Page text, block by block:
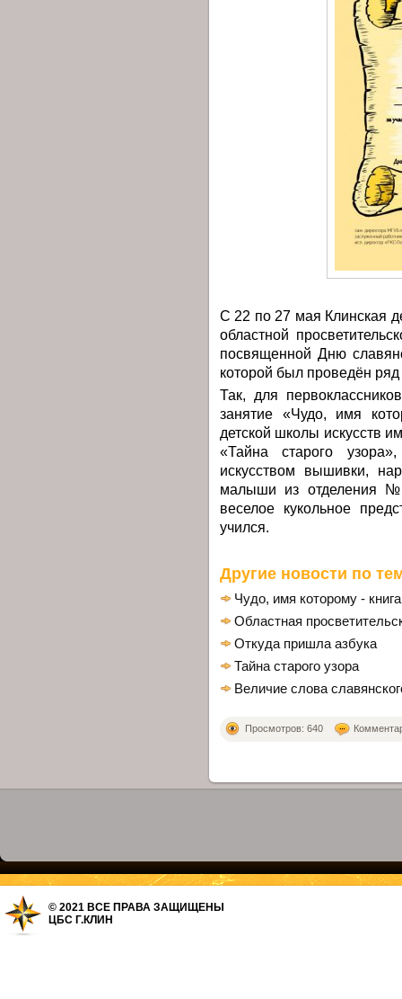
С 22 по 27 мая Клинская
областной
посвященной Дню
которой был проведён
Так, для
занятие «Чудо, имя
детской школы искусств
«Тайна старого
искусством вышивки,
малыши из отделения №
веселое кукольное
учился.
Другие новости по
Чудо, имя которому - книга
Областная
Откуда пришла азбука
Тайна старого узора
Величие слова
Просмотров: 640
© 2021 ВСЕ ПРАВА ЗАЩИЩЕНЫ
ЦБС Г.КЛИН